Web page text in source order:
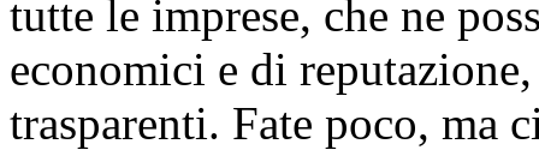
tutte le imprese, che ne
economici e di
trasparenti. Fate poco, ma